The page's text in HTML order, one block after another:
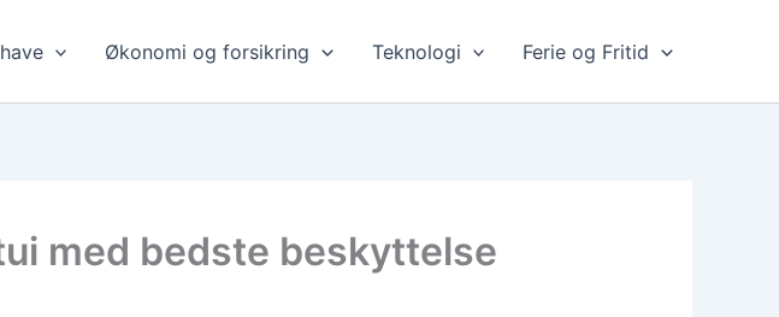
Økonomi og forsikring Teknologi Ferie og Fritid
med bedste beskyttelse